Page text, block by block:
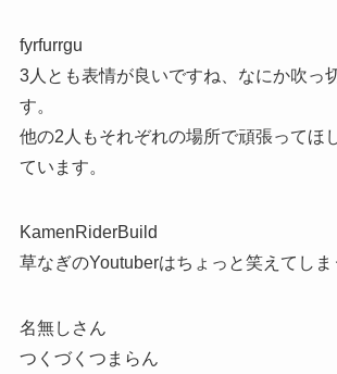
fyrfurrgu
3人とも表情が良いですね、なにか吹っ
す。
他の2人もそれぞれの場所で頑張ってほ
ています。
KamenRiderBuild
草なぎのYoutuberはちょっと笑えてしま
名無しさん
つくづくつまらん